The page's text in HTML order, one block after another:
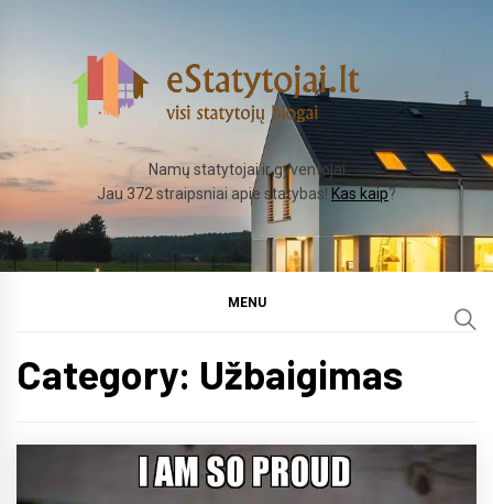
Namų statytojai ir gyventojai
Jau 372 straipsniai apie statybas! Kas kaip?
MENU
Category: Užbaigimas